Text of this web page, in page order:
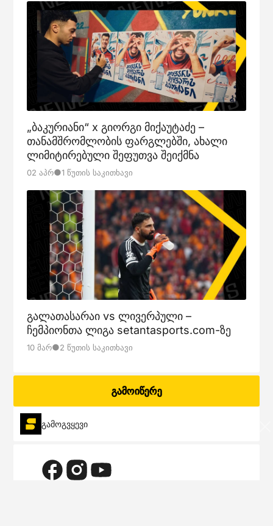
„ბაკურიანი“ x გიორგი მიქაუტაძე –
თანამშრომლობის ფარგლებში, ახალი
ლიმიტირებული შეფუთვა შეიქმნა
02 Აპრ●1 Წუთის Საკითხავი
გალათასარაი vs ლივერპული –
ჩემპიონთა ლიგა setantasports.com-ზე
10 Მარ●2 Წუთის Საკითხავი
გამოიწერე
გამოგვყევი